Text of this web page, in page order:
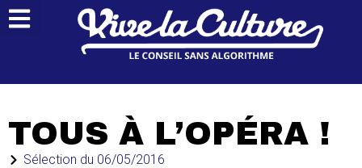
TOUS À L’OPÉRA !
Sélection du 06/05/2016